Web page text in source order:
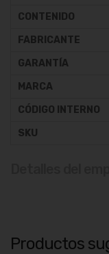
CONTENIDO
FABRICANTE
GARANTÍA
MARCA
CÓDIGO INTERNO
SKU
Productos